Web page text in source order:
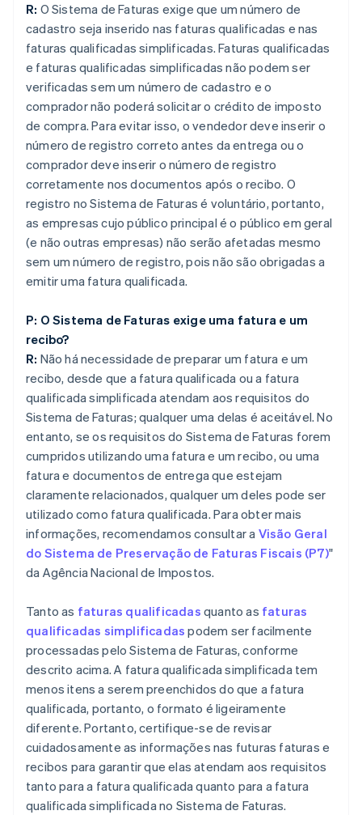
R: O Sistema de Faturas exige que um número de
cadastro seja inserido nas faturas qualificadas e nas
faturas qualificadas simplificadas. Faturas qualificadas
e faturas qualificadas simplificadas não podem ser
verificadas sem um número de cadastro e o
comprador não poderá solicitar o crédito de imposto
de compra. Para evitar isso, o vendedor deve inserir o
número de registro correto antes da entrega ou o
comprador deve inserir o número de registro
corretamente nos documentos após o recibo. O
registro no Sistema de Faturas é voluntário, portanto,
as empresas cujo público principal é o público em geral
(e não outras empresas) não serão afetadas mesmo
sem um número de registro, pois não são obrigadas a
emitir uma fatura qualificada.
P: O Sistema de Faturas exige uma fatura e um
recibo?
R: Não há necessidade de preparar um fatura e um
recibo, desde que a fatura qualificada ou a fatura
qualificada simplificada atendam aos requisitos do
Sistema de Faturas; qualquer uma delas é aceitável. No
entanto, se os requisitos do Sistema de Faturas forem
cumpridos utilizando uma fatura e um recibo, ou uma
fatura e documentos de entrega que estejam
claramente relacionados, qualquer um deles pode ser
utilizado como fatura qualificada. Para obter mais
informações, recomendamos consultar a Visão Geral
do Sistema de Preservação de Faturas Fiscais (P7)"
da Agência Nacional de Impostos.
Tanto as faturas qualificadas quanto as faturas
qualificadas simplificadas podem ser facilmente
processadas pelo Sistema de Faturas, conforme
descrito acima. A fatura qualificada simplificada tem
menos itens a serem preenchidos do que a fatura
qualificada, portanto, o formato é ligeiramente
diferente. Portanto, certifique-se de revisar
cuidadosamente as informações nas futuras faturas e
recibos para garantir que elas atendam aos requisitos
tanto para a fatura qualificada quanto para a fatura
qualificada simplificada no Sistema de Faturas.